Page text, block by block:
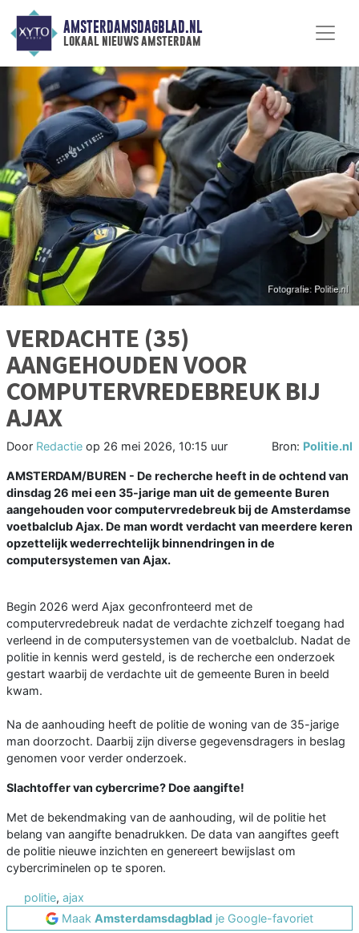
AMSTERDAMSDAGBLAD.NL
lokaal nieuws amsterdam
VERDACHTE (35)
AANGEHOUDEN VOOR
COMPUTERVREDEBREUK BIJ
AJAX
Door Redactie op 26 mei 2026, 10:15 uur Bron: Politie.nl
AMSTERDAM/BUREN - De recherche heeft in de ochtend van
dinsdag 26 mei een 35-jarige man uit de gemeente Buren
aangehouden voor computervredebreuk bij de Amsterdamse
voetbalclub Ajax. De man wordt verdacht van meerdere keren
opzettelijk wederrechtelijk binnendringen in de
computersystemen van Ajax.
Begin 2026 werd Ajax geconfronteerd met de
computervredebreuk nadat de verdachte zichzelf toegang had
verleend in de computersystemen van de voetbalclub. Nadat de
politie in kennis werd gesteld, is de recherche een onderzoek
gestart waarbij de verdachte uit de gemeente Buren in beeld
kwam.
Na de aanhouding heeft de politie de woning van de 35-jarige
man doorzocht. Daarbij zijn diverse gegevensdragers in beslag
genomen voor verder onderzoek.
Slachtoffer van cybercrime? Doe aangifte!
Met de bekendmaking van de aanhouding, wil de politie het
belang van aangifte benadrukken. De data van aangiftes geeft
de politie nieuwe inzichten en genereert bewijslast om
cybercriminelen op te sporen.
politie, ajax
Maak Amsterdamsdagblad je Google-favoriet